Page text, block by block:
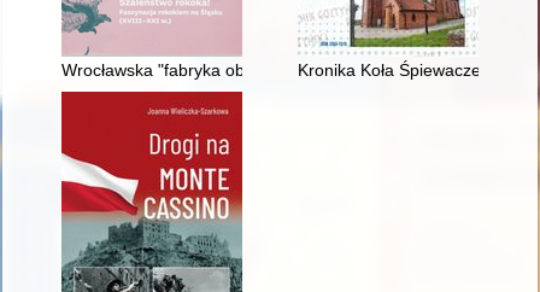
Wrocławska "fabryka obrazów" rodziny Strachowskych
Kronika Koła Śpiewaczego